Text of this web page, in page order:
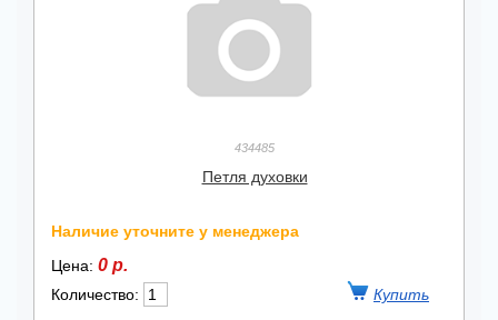
434485
Петля духовки
Наличие уточните у менеджера
Цена: 0 р.
Количество: